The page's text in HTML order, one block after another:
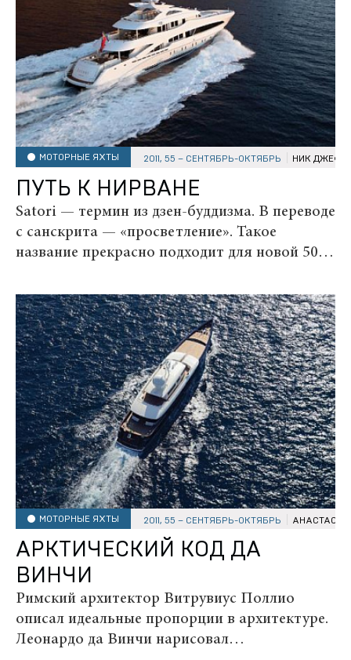
МОТОРНЫЕ ЯХТЫ 2011, 55 – СЕНТЯБРЬ-ОКТЯБРЬ НИК
ПУТЬ К НИРВАНЕ
Satori ­— термин из дзен-буддизма. В переводе
с санскрита — «просветление». Такое
название прекрасно подходит для новой 50-
голландской верфью Heesen и всем своим
естеством настраивающей на позитивный
лад
МОТОРНЫЕ ЯХТЫ 2011, 55 – СЕНТЯБРЬ-ОКТЯБРЬ
АРКТИЧЕСКИЙ КОД ДА
ВИНЧИ
Римский архитектор Витрувиус Поллио
описал идеальные пропорции в архитектуре.
Леонардо да Винчи нарисовал